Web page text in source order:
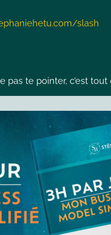
slash
te pointer, c’est tout